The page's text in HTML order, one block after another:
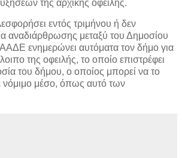
της αρχικής οφειλής.
εντός τριμήνου ή δεν
αναδιάρθρωσης μεταξύ του Δημοσίου
ΑΑΔΕ ενημερώνει αυτόματα τον δήμο για
της οφειλής, το οποίο επιστρέφει
του δήμου, ο οποίος μπορεί να το
νόμιμο μέσο, όπως αυτό των